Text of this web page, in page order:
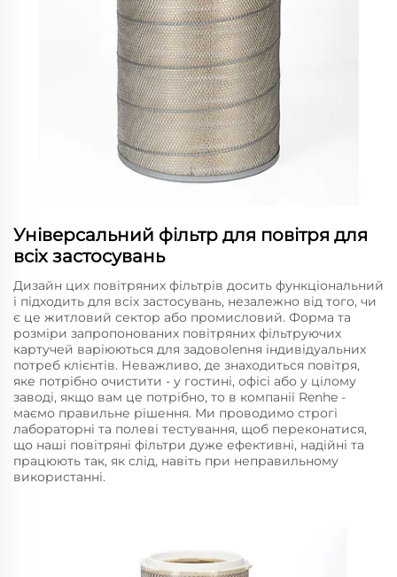
Універсальний фільтр для повітря для
всіх застосувань
Дизайн цих повітряних фільтрів досить функціональний
і підходить для всіх застосувань, незалежно від того, чи
є це житловий сектор або промисловий. Форма та
розміри запропонованих повітряних фільтруючих
картучей варіюються для задовolenня індивідуальних
потреб клієнтів. Неважливо, де знаходиться повітря,
яке потрібно очистити - у гостині, офісі або у цілому
заводі, якщо вам це потрібно, то в компанії Renhe -
маємо правильне рішення. Ми проводимо строгі
лабораторні та полеві тестування, щоб переконатися,
що наші повітряні фільтри дуже ефективні, надійні та
працюють так, як слід, навіть при неправильному
використанні.